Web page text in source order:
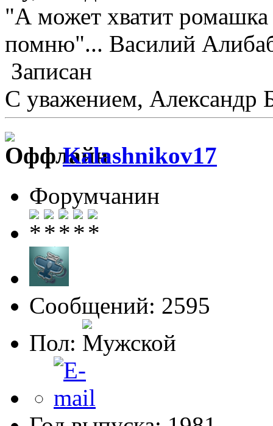
"А может хватит
помню"... Василий
Записан
С уважением, Александр
Kalashnikov17
Форумчанин
Сообщений: 2595
Пол: